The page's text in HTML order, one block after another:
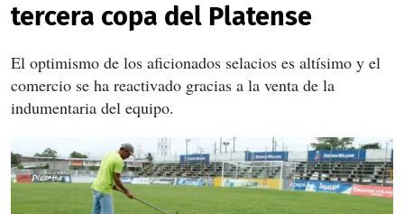
tercera copa del Platense
El optimismo de los aficionados selacios es altísimo y el
comercio se ha reactivado gracias a la venta de la
indumentaria del equipo.